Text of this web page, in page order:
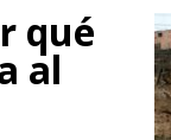
qué
al